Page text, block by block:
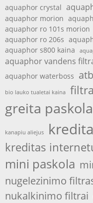
aquaphor crystal
aquaphor morion
aquaphor ro 101s morion
aquaphor ro 206s
aquaphor s800 kaina
aquaphor vandens
aquaphor waterboss
bio lauko tualetai kaina
greita paskola
kanapiu aliejus
kreditas
mini paskola
nugelezinimo
nukalkinimo filtrai